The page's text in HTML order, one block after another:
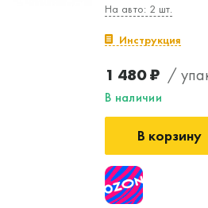
На авто: 2 шт.
Инструкция
1 480 ₽ /
В наличии
В корзину